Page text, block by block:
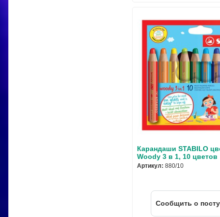
Карандаши STABILO
Woody 3 в 1, 10 цветов
Артикул: 880/10
Cообщить о